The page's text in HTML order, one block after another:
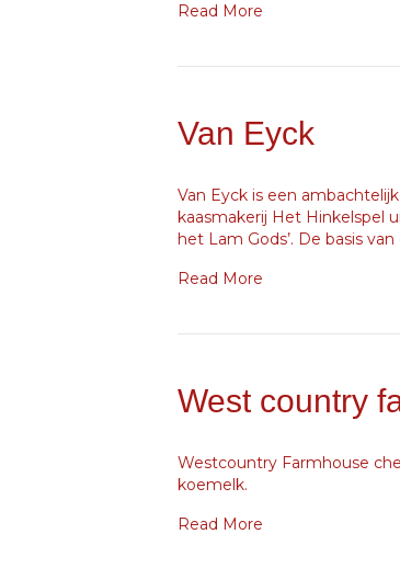
Read More
Van Eyck
Van Eyck is een
kaasmakerij Het Hinkelspel
het Lam Gods’. De basis
Read More
West country
Westcountry Farmhouse
koemelk.
Read More